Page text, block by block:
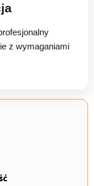
z wymaganiami